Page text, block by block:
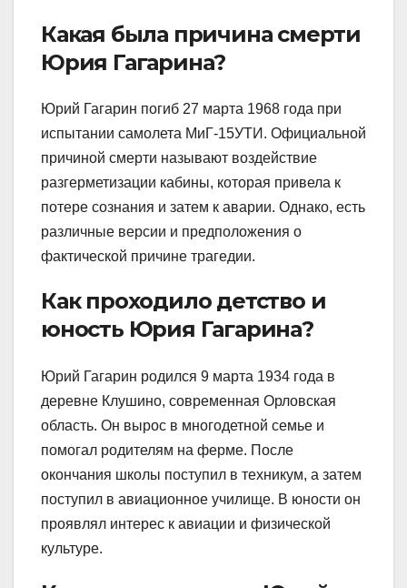
Какая была причина смерти
Юрия Гагарина?
Юрий Гагарин погиб 27 марта 1968 года при
испытании самолета МиГ-15УТИ. Официальной
причиной смерти называют воздействие
разгерметизации кабины, которая привела к
потере сознания и затем к аварии. Однако, есть
различные версии и предположения о
фактической причине трагедии.
Как проходило детство и
юность Юрия Гагарина?
Юрий Гагарин родился 9 марта 1934 года в
деревне Клушино, современная Орловская
область. Он вырос в многодетной семье и
помогал родителям на ферме. После
окончания школы поступил в техникум, а затем
поступил в авиационное училище. В юности он
проявлял интерес к авиации и физической
культуре.